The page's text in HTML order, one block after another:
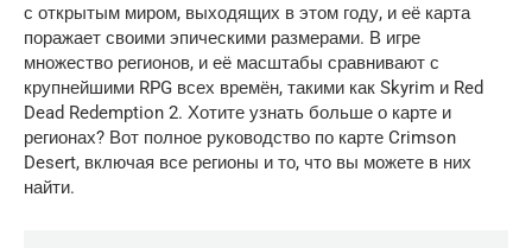
с открытым миром, выходящих в этом году, и её карта
поражает своими эпическими размерами. В игре
множество регионов, и её масштабы сравнивают с
крупнейшими RPG всех времён, такими как Skyrim и Red
Dead Redemption 2. Хотите узнать больше о карте и
регионах? Вот полное руководство по карте Crimson
Desert, включая все регионы и то, что вы можете в них
найти.